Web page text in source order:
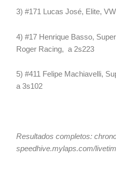
3) #171 Lucas José, Elite,
4) #17 Henrique Basso,
Roger Racing, a 2s223
5) #411 Felipe Machiavelli,
a 3s102
Resultados completos:
speedhive.mylaps.com/